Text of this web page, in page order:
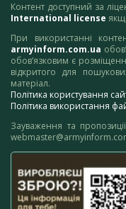
Контент доступний за
International license
При використанні
armyinform.com.ua
обов’язковим є
відкритого для
матеріал.
Політика користування
Політика використання
Зауваження та